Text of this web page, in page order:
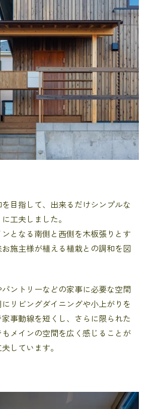
目指して、出来るだけシンプルな
工夫しました。
となる南側と西側を木板張りとす
施主様が植える植栽との調和を図
ントリーなどの家事に必要な空間
リビングダイニングや小上がりを
事動線を短くし、さらに限られた
メインの空間を広く感じることが
しています。